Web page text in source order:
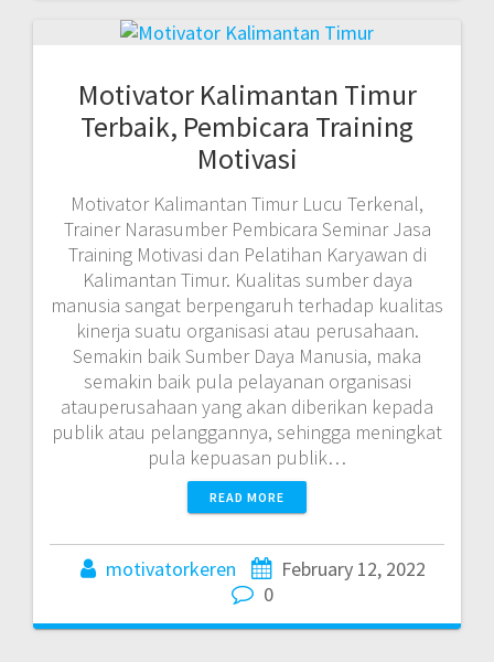
Motivator Kalimantan Timur
Terbaik, Pembicara Training
Motivasi
Motivator Kalimantan Timur Lucu Terkenal,
Trainer Narasumber Pembicara Seminar Jasa
Training Motivasi dan Pelatihan Karyawan di
Kalimantan Timur. Kualitas sumber daya
manusia sangat berpengaruh terhadap kualitas
kinerja suatu organisasi atau perusahaan.
Semakin baik Sumber Daya Manusia, maka
semakin baik pula pelayanan organisasi
atauperusahaan yang akan diberikan kepada
publik atau pelanggannya, sehingga meningkat
pula kepuasan publik…
READ MORE
motivatorkeren
February 12, 2022
0